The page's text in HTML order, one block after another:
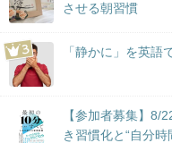
させる朝習慣
「静かに」を英語
【参加者募集】8/
き習慣化と“自分